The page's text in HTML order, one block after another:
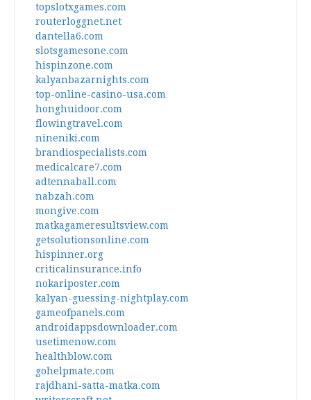
topslotxgames.com
routerloggnet.net
dantella6.com
slotsgamesone.com
hispinzone.com
kalyanbazarnights.com
top-online-casino-usa.com
honghuidoor.com
flowingtravel.com
nineniki.com
brandiospecialists.com
medicalcare7.com
adtennaball.com
nabzah.com
mongive.com
matkagameresultsview.com
getsolutionsonline.com
hispinner.org
criticalinsurance.info
nokariposter.com
kalyan-guessing-nightplay.com
gameofpanels.com
androidappsdownloader.com
usetimenow.com
healthblow.com
gohelpmate.com
rajdhani-satta-matka.com